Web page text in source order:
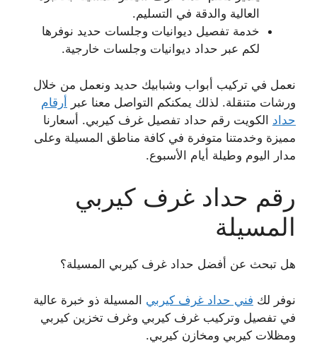
العالية والدقة في التسليم.
خدمة تفصيل ديوانيات وجلسات حديد نوفرها
لكم عبر حداد ديوانيات وجلسات خارجية.
نعمل في تركيب أبواب وشبابيك حديد ونعمل من خلال
ورشات متنقلة. لذلك يمكنكم التواصل معنا عبر أرقام
حداد الكويت رقم حداد تفصيل غرف كيربي. أسعارنا
مميزة وخدمتنا متوفرة في كافة مناطق المسيلة وعلى
مدار اليوم وطيلة أيام الأسبوع.
رقم حداد غرف كيربي
المسيلة
هل تبحث عن أفضل حداد غرف كيربي المسيلة؟
نوفر لك فني حداد غرف كيربي المسيلة ذو خبرة عالية
في تفصيل وتركيب غرف كيربي وغرف تخزين كيربي
ومظلات كيربي ومخازن كيربي.